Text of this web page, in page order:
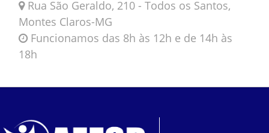
Rua São Geraldo, 210 - Todos os Santos,
Montes Claros-MG
Funcionamos das 8h às 12h e de 14h às
18h